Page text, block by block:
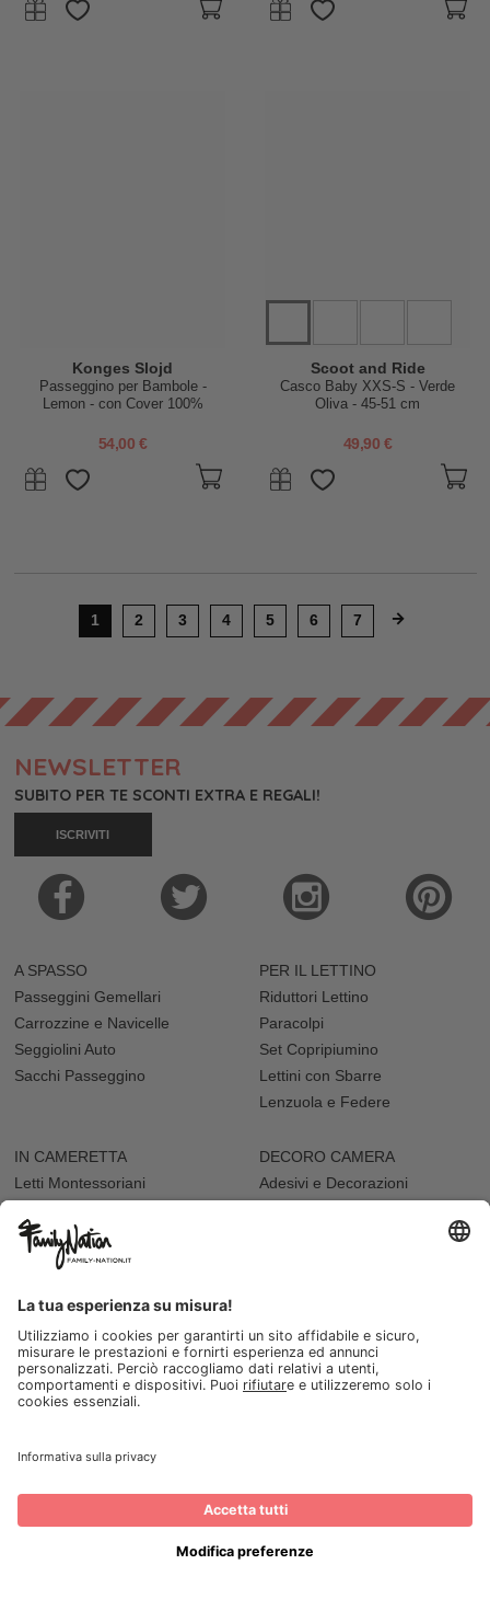
Konges Slojd
Passeggino per Bambole -
Lemon - con Cover 100%
54,00 €
Scoot and Ride
Casco Baby XXS-S - Verde
Oliva - 45-51 cm
49,90 €
1 2 3 4 5 6 7
NEWSLETTER
SUBITO PER TE SCONTI EXTRA E REGALI!
ISCRIVITI
A SPASSO
Passeggini Gemellari
Carrozzine e Navicelle
Seggiolini Auto
Sacchi Passeggino
PER IL LETTINO
Riduttori Lettino
Paracolpi
Set Copripiumino
Lettini con Sbarre
Lenzuola e Federe
IN CAMERETTA
Letti Montessoriani
Letti e Culle
Mensole
DECORO CAMERA
Adesivi e Decorazioni
ALLATTAMENTO E PAPPA
Biberon
Borracce
Tazze e Bicchieri
VARIE
Accappatoi e Asciugamani
Vaschette Igiene
FESTA
Abbigliamento da cerimonia